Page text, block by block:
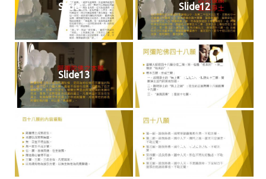
Slide11 Slide12
Slide13 Slide14
Slide16